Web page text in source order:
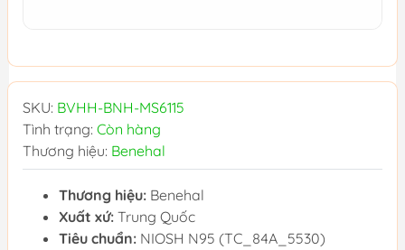
SKU: BVHH-BNH-MS6115
Tình trạng: Còn hàng
Thương hiệu: Benehal
Thương hiệu: Benehal
Xuất xứ: Trung Quốc
Tiêu chuẩn: NIOSH N95 (TC_84A_5530)